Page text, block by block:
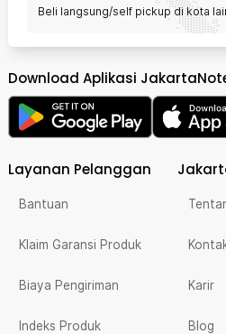
Beli langsung/self pickup di kota
Download Aplikasi
Layanan Pelanggan
Bantuan
Klaim Garansi Produk
Biaya Pengiriman
Indeks Produk
Karir
Blog